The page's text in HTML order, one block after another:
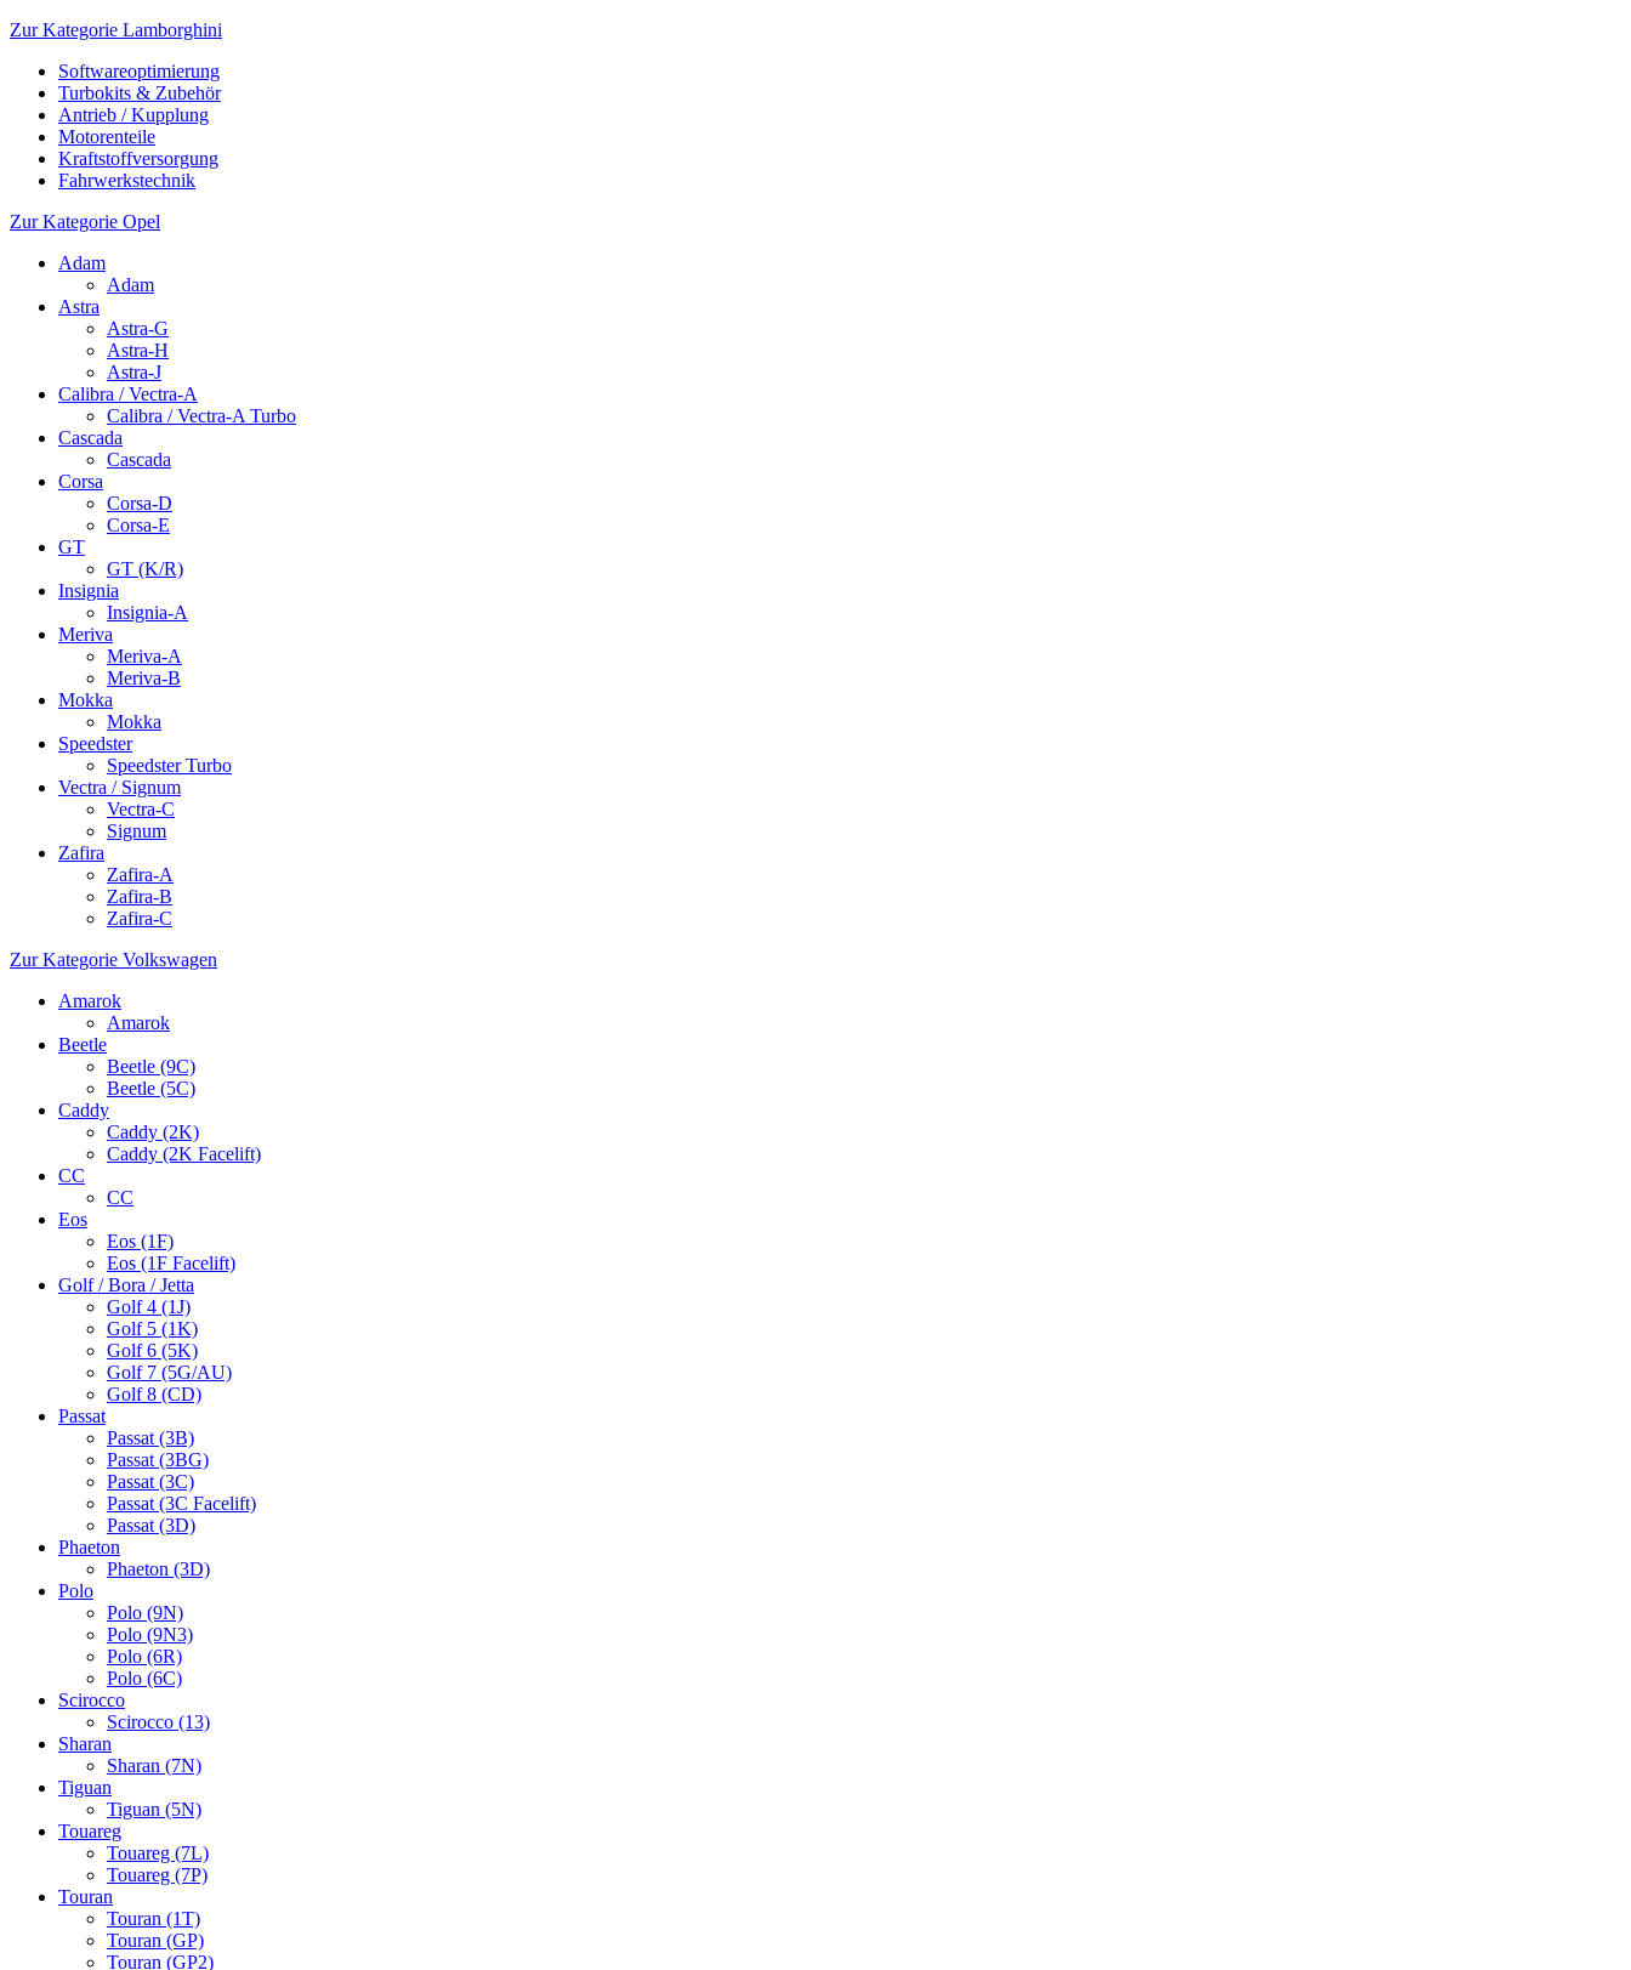
Zur Kategorie Lamborghini
Softwareoptimierung
Turbokits & Zubehör
Antrieb / Kupplung
Motorenteile
Kraftstoffversorgung
Fahrwerkstechnik
Zur Kategorie Opel
Adam
Adam
Astra
Astra-G
Astra-H
Astra-J
Calibra / Vectra-A
Calibra / Vectra-A Turbo
Cascada
Cascada
Corsa
Corsa-D
Corsa-E
GT
GT (K/R)
Insignia
Insignia-A
Meriva
Meriva-A
Meriva-B
Mokka
Mokka
Speedster
Speedster Turbo
Vectra / Signum
Vectra-C
Signum
Zafira
Zafira-A
Zafira-B
Zafira-C
Zur Kategorie Volkswagen
Amarok
Amarok
Beetle
Beetle (9C)
Beetle (5C)
Caddy
Caddy (2K)
Caddy (2K Facelift)
CC
CC
Eos
Eos (1F)
Eos (1F Facelift)
Golf / Bora / Jetta
Golf 4 (1J)
Golf 5 (1K)
Golf 6 (5K)
Golf 7 (5G/AU)
Golf 8 (CD)
Passat
Passat (3B)
Passat (3BG)
Passat (3C)
Passat (3C Facelift)
Passat (3D)
Phaeton
Phaeton (3D)
Polo
Polo (9N)
Polo (9N3)
Polo (6R)
Polo (6C)
Scirocco
Scirocco (13)
Sharan
Sharan (7N)
Tiguan
Tiguan (5N)
Touareg
Touareg (7L)
Touareg (7P)
Touran
Touran (1T)
Touran (GP)
Touran (GP2)